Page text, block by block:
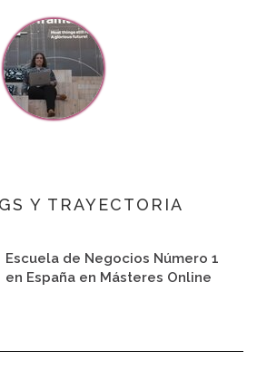
Y TRAYECTORIA
Escuela de Negocios Número 1
en España en Másteres Online